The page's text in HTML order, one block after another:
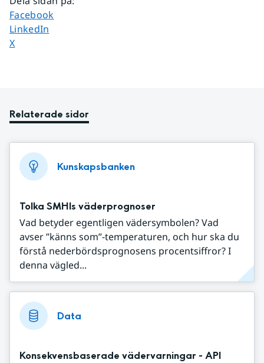
Dela sidan på
Facebook
Dela sidan på
LinkedIn
Dela sidan på
X
Relaterade sidor
Kunskapsbanken
Tolka SMHIs väderprognoser
Vad betyder egentligen vädersymbolen? Vad
avser ”känns som”-temperaturen, och hur ska du
förstå nederbördsprognosens procentsiffror? I
denna vägled...
Data
Konsekvensbaserade vädervarningar - API